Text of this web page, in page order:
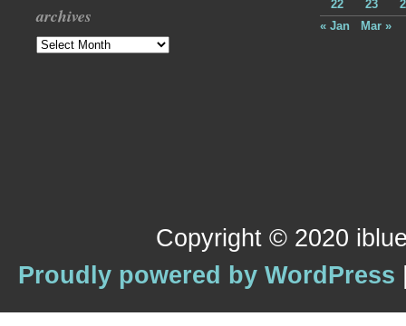
archives
Archives
22
23
« Jan
Mar »
Copyright © 2020
Proudly powered by WordPress